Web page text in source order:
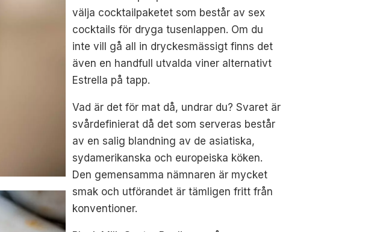
välja cocktailpaketet som består av sex
cocktails för dryga tusenlappen. Om du
inte vill gå all in dryckesmässigt finns det
även en handfull utvalda viner alternativt
Estrella på tapp.
Vad är det för mat då, undrar du? Svaret är
svårdefinierat då det som serveras består
av en salig blandning av de asiatiska,
sydamerikanska och europeiska köken.
Den gemensamma nämnaren är mycket
smak och utförandet är tämligen fritt från
konventioner.